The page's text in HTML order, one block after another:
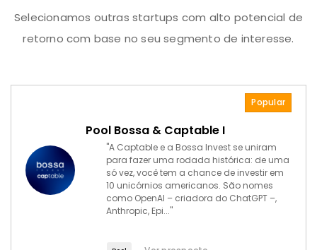
Selecionamos outras startups com alto potencial de
retorno com base no seu segmento de interesse.
Popular
Pool Bossa & Captable I
"A Captable e a Bossa Invest se uniram
para fazer uma rodada histórica: de uma
só vez, você tem a chance de investir em
10 unicórnios americanos. São nomes
como OpenAI – criadora do ChatGPT –,
Anthropic, Epi..."